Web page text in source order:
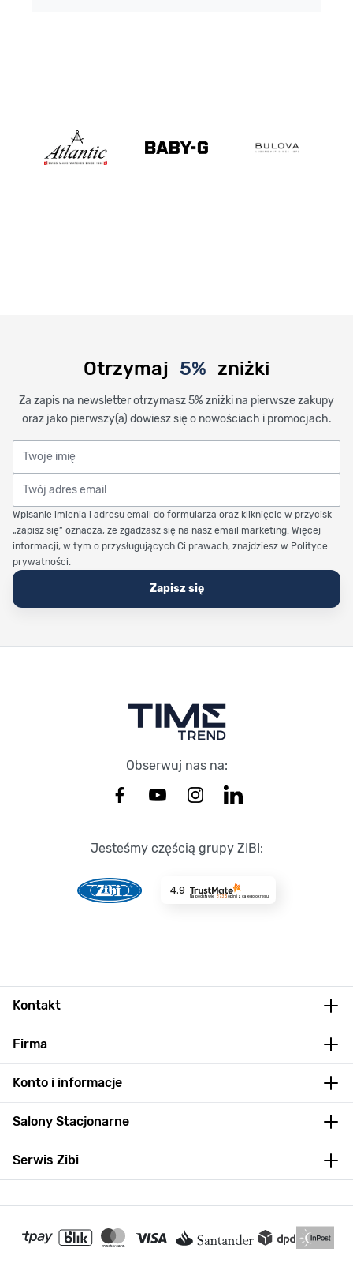
Otrzymaj 5% zniżki
Za zapis na newsletter otrzymasz 5% zniżki na pierwsze zakupy
oraz jako pierwszy(a) dowiesz się o nowościach i promocjach.
Twoje imię
Twój adres email
Wpisanie imienia i adresu email do formularza oraz kliknięcie w przycisk
„zapisz się” oznacza, że zgadzasz się na nasz email marketing. Więcej
informacji, w tym o przysługujących Ci prawach, znajdziesz w Polityce
prywatności.
Zapisz się
Obserwuj nas na:
Jesteśmy częścią grupy ZIBI:
4.9
Na podstawie 8735opinii z całego okresu
Kontakt
Firma
Konto i informacje
Salony Stacjonarne
Serwis Zibi